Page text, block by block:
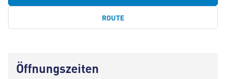
ROUTE
Öffnungszeiten